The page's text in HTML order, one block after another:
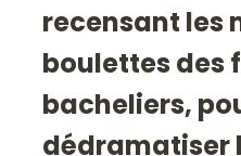
recensant les
boulettes des
bacheliers,
dédramatiser